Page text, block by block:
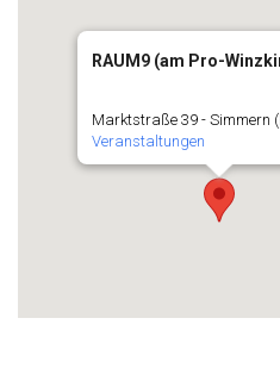
RAUM9 (am Pro-
Marktstraße 39 - Simmern
Veranstaltungen